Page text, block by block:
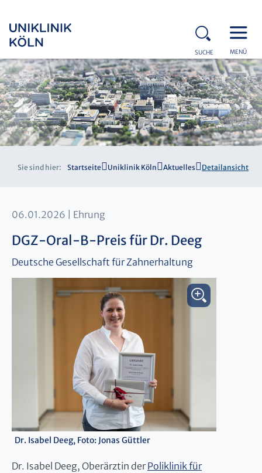
SUCHE MENÜ
Sie sind hier: Startseite Uniklinik Köln Aktuelles Detailansicht
06.01.2026 Ehrung
DGZ-Oral-B-Preis für Dr. Deeg
Deutsche Gesellschaft für Zahnerhaltung
Dr. Isabel Deeg, Foto: Jonas Güttler
Dr. Isabel Deeg, Oberärztin der Poliklinik für